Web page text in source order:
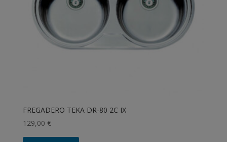
FREGADERO TEKA DR-80 2C IX
129,00 €